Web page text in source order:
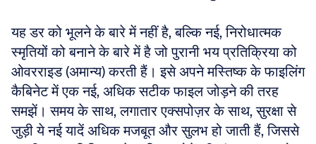
यह डर को भूलने के बारे में नहीं है, बल्कि नई, निरोधात्मक
स्मृतियों को बनाने के बारे में है जो पुरानी भय प्रतिक्रिया को
ओवरराइड (अमान्य) करती हैं। इसे अपने मस्तिष्क के फाइलिंग
कैबिनेट में एक नई, अधिक सटीक फाइल जोड़ने की तरह
समझें। समय के साथ, लगातार एक्सपोज़र के साथ, सुरक्षा से
जुड़ी ये नई यादें अधिक मजबूत और सुलभ हो जाती हैं, जिससे